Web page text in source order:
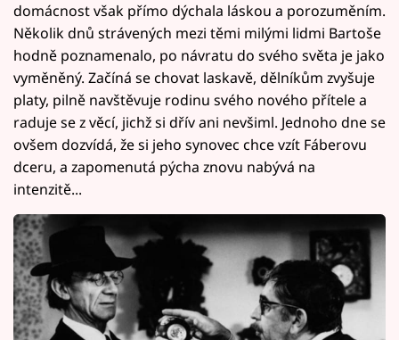
domácnost však přímo dýchala láskou a porozuměním.
Několik dnů strávených mezi těmi milými lidmi Bartoše
hodně poznamenalo, po návratu do svého světa je jako
vyměněný. Začíná se chovat laskavě, dělníkům zvyšuje
platy, pilně navštěvuje rodinu svého nového přítele a
raduje se z věcí, jichž si dřív ani nevšiml. Jednoho dne se
ovšem dozvídá, že si jeho synovec chce vzít Fáberovu
dceru, a zapomenutá pýcha znovu nabývá na
intenzitě...